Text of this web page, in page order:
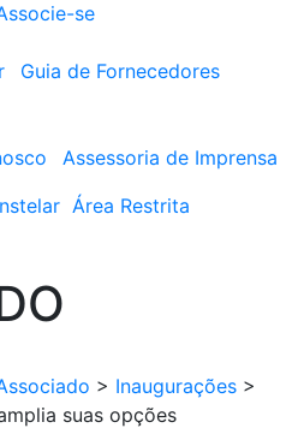
se
Guia de Fornecedores
Assessoria de Imprensa
Área Restrita
> Inaugurações >
suas opções